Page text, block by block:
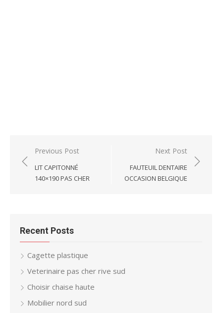
Post
navigation
Previous Post
LIT CAPITONNÉ
140×190 PAS CHER
Next Post
FAUTEUIL DENTAIRE
OCCASION BELGIQUE
Recent Posts
Cagette plastique
Veterinaire pas cher rive sud
Choisir chaise haute
Mobilier nord sud